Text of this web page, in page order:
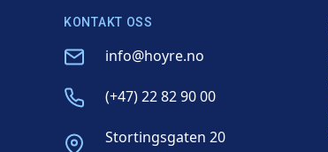
KONTAKT OSS
Email info@hoyre.no
Phone(+47) 22 82 90 00
AddressStortingsgaten 20